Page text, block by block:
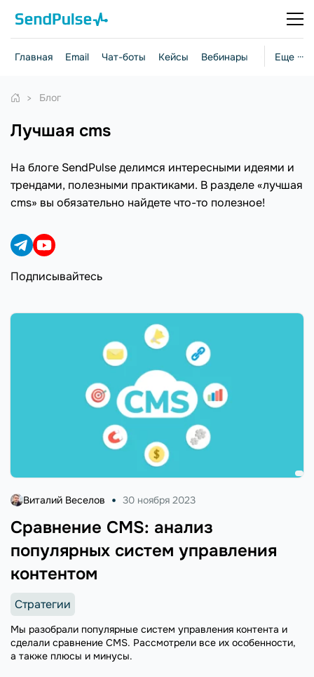
Еще ···
Главная Email Чат-боты Кейсы Вебинары Стратегии
Блог
лучшая cms
На блоге SendPulse делимся интересными идеями и
трендами, полезными практиками. В разделе «лучшая
cms» вы обязательно найдете что-то полезное!
Подписывайтесь
Сравнение CMS: анализ
популярных систем управления
контентом
Виталий Веселов 30 ноября 2023
Стратегии
Мы разобрали популярные систем управления контента и
сделали сравнение CMS. Рассмотрели все их особенности,
а также плюсы и минусы.